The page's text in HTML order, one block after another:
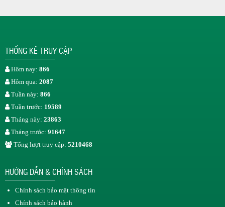
THỐNG KÊ TRUY CẬP
Hôm nay: 866
Hôm qua: 2087
Tuần này: 866
Tuần trước: 19589
Tháng này: 23863
Tháng trước: 91647
Tổng lượt truy cập: 5210468
HƯỚNG DẪN & CHÍNH SÁCH
Chính sách bảo mật thông tin
Chính sách bảo hành